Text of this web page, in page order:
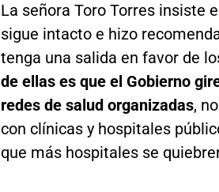
La señora Toro Torres insiste
sigue intacto e hizo
tenga una salida en favor de
de ellas es que el Gobierno
redes de salud organizadas,
con clínicas y hospitales
que más hospitales se